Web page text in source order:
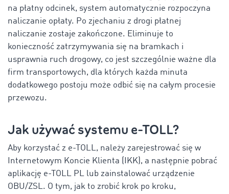
na płatny odcinek, system automatycznie rozpoczyna
naliczanie opłaty. Po zjechaniu z drogi płatnej
naliczanie zostaje zakończone. Eliminuje to
konieczność zatrzymywania się na bramkach i
usprawnia ruch drogowy, co jest szczególnie ważne dla
firm transportowych, dla których każda minuta
dodatkowego postoju może odbić się na całym procesie
przewozu.
Jak używać systemu e-TOLL?
Aby korzystać z e-TOLL, należy zarejestrować się w
Internetowym Koncie Klienta (IKK), a następnie pobrać
aplikację e-TOLL PL lub zainstalować urządzenie
OBU/ZSL. O tym, jak to zrobić krok po kroku,